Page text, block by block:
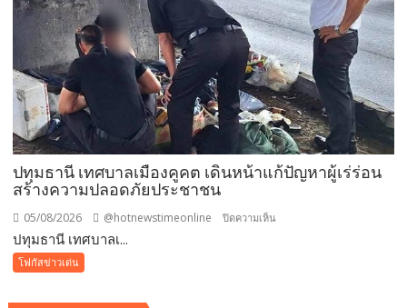
เข้า
ฟรี
สวน
นงนุช
พัทยา
มอบ
ของ
ขวัญ
วัน
ปทุมธานี เทศบาลเมืองคูคต เดินหน้าแก้ปัญหาผู้เร่ร่อน
สร้างความปลอดภัยประชาชน
05/08/2026 @hotnewstimeonline ปิดความเห็น
ปทุมธานี เทศบาลเ...
โฟกัสข่าวเด่น